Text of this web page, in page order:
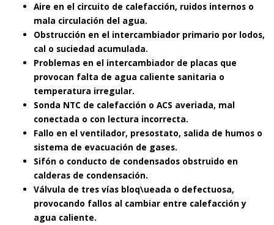
Aire en el circuito de calefacción, ruidos internos o
mala circulación del agua.
Obstrucción en el intercambiador primario por lodos,
cal o suciedad acumulada.
Problemas en el intercambiador de placas que
provocan falta de agua caliente sanitaria o
temperatura irregular.
Sonda NTC de calefacción o ACS averiada, mal
conectada o con lectura incorrecta.
Fallo en el ventilador, presostato, salida de humos o
sistema de evacuación de gases.
Sifón o conducto de condensados obstruido en
calderas de condensación.
Válvula de tres vías bloq\ueada o defectuosa,
provocando fallos al cambiar entre calefacción y
agua caliente.